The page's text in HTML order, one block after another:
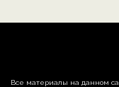
Все материалы на данном